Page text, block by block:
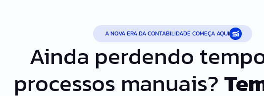
A NOVA ERA DA CONTABILIDADE COMEÇA AQUI
Ainda perdendo
processos manuais?